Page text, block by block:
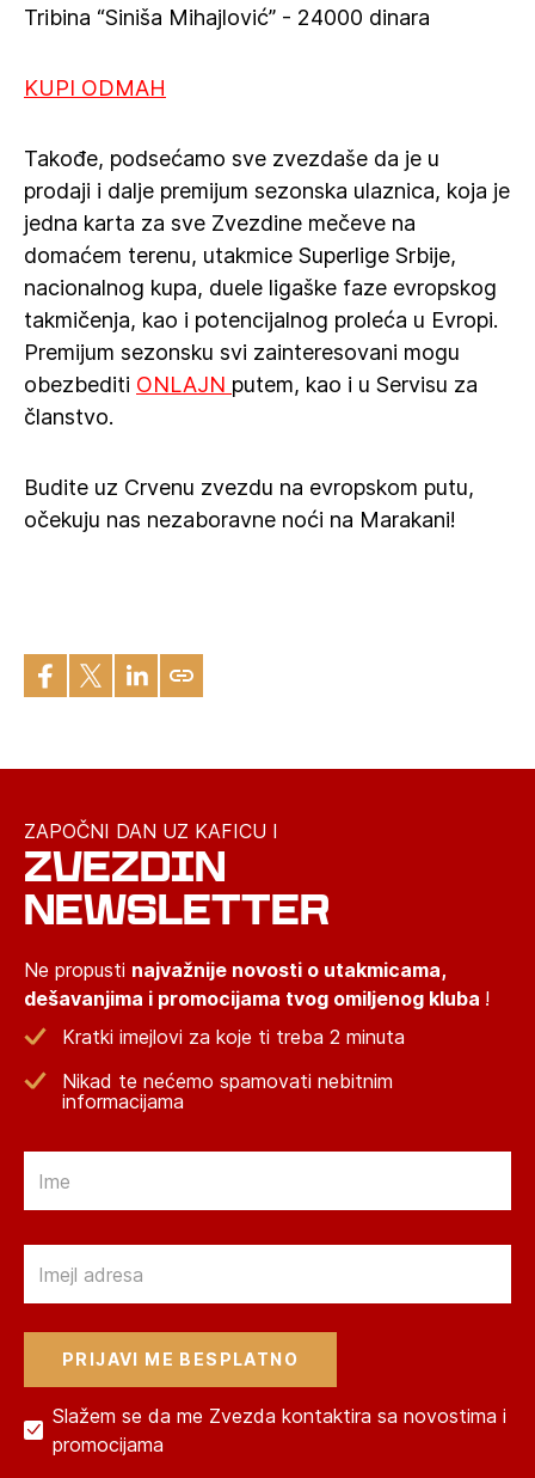
Tribina “Siniša Mihajlović” - 24000 dinara
KUPI ODMAH
Takođe, podsećamo sve zvezdaše da je u
prodaji i dalje premijum sezonska ulaznica, koja je
jedna karta za sve Zvezdine mečeve na
domaćem terenu, utakmice Superlige Srbije,
nacionalnog kupa, duele ligaške faze evropskog
takmičenja, kao i potencijalnog proleća u Evropi.
Premijum sezonsku svi zainteresovani mogu
obezbediti ONLAJN putem, kao i u Servisu za
članstvo.
Budite uz Crvenu zvezdu na evropskom putu,
očekuju nas nezaboravne noći na Marakani!
ZAPOČNI DAN UZ KAFICU I
ZVEZDIN
NEWSLETTER
Ne propusti najvažnije novosti o utakmicama,
dešavanjima i promocijama tvog omiljenog kluba !
Kratki imejlovi za koje ti treba 2 minuta
Nikad te nećemo spamovati nebitnim
informacijama
Slažem se da me Zvezda kontaktira sa novostima i
promocijama